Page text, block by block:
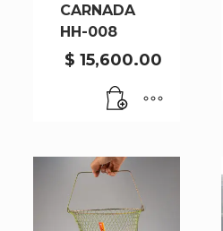
CARNADA
HH-008
$ 15,600.00